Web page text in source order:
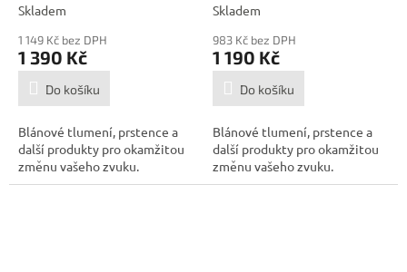
Skladem
1 149 Kč bez DPH
1 390 Kč
Do košíku
Blánové tlumení, prstence a
další produkty pro okamžitou
změnu vašeho zvuku.
Skladem
983 Kč bez DPH
1 190 Kč
Do košíku
Blánové tlumení, prstence a
další produkty pro okamžitou
změnu vašeho zvuku.